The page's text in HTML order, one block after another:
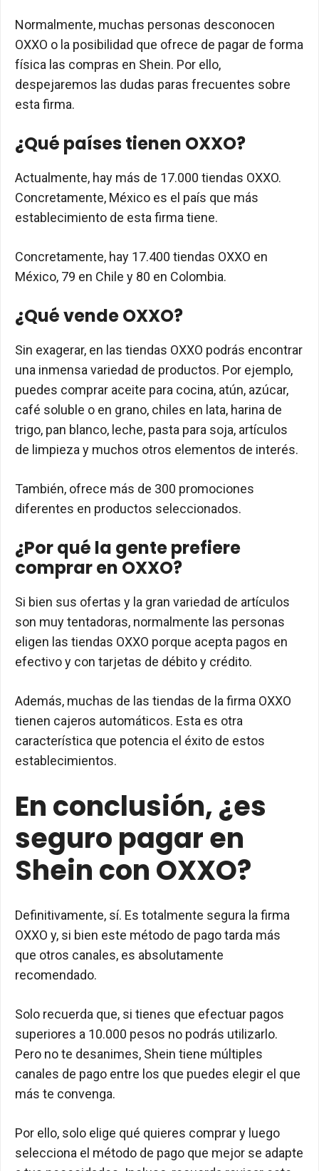
Normalmente, muchas personas desconocen
OXXO o la posibilidad que ofrece de pagar de forma
física las compras en Shein. Por ello,
despejaremos las dudas paras frecuentes sobre
esta firma.
¿Qué países tienen OXXO?
Actualmente, hay más de 17.000 tiendas OXXO.
Concretamente, México es el país que más
establecimiento de esta firma tiene.
Concretamente, hay 17.400 tiendas OXXO en
México, 79 en Chile y 80 en Colombia.
¿Qué vende OXXO?
Sin exagerar, en las tiendas OXXO podrás encontrar
una inmensa variedad de productos. Por ejemplo,
puedes comprar aceite para cocina, atún, azúcar,
café soluble o en grano, chiles en lata, harina de
trigo, pan blanco, leche, pasta para soja, artículos
de limpieza y muchos otros elementos de interés.
También, ofrece más de 300 promociones
diferentes en productos seleccionados.
¿Por qué la gente prefiere
comprar en OXXO?
Si bien sus ofertas y la gran variedad de artículos
son muy tentadoras, normalmente las personas
eligen las tiendas OXXO porque acepta pagos en
efectivo y con tarjetas de débito y crédito.
Además, muchas de las tiendas de la firma OXXO
tienen cajeros automáticos. Esta es otra
característica que potencia el éxito de estos
establecimientos.
En conclusión, ¿es
seguro pagar en
Shein con OXXO?
Definitivamente, sí. Es totalmente segura la firma
OXXO y, si bien este método de pago tarda más
que otros canales, es absolutamente
recomendado.
Solo recuerda que, si tienes que efectuar pagos
superiores a 10.000 pesos no podrás utilizarlo.
Pero no te desanimes, Shein tiene múltiples
canales de pago entre los que puedes elegir el que
más te convenga.
Por ello, solo elige qué quieres comprar y luego
selecciona el método de pago que mejor se adapte